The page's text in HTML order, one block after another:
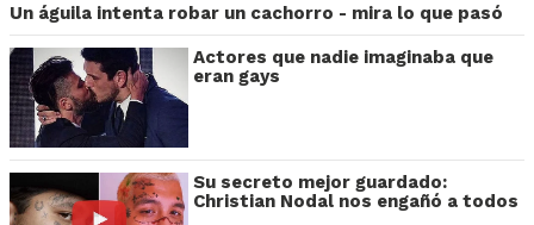
Un águila intenta robar un cachorro - mira lo que pasó
Actores que nadie imaginaba que
eran gays
Su secreto mejor guardado:
Christian Nodal nos engañó a todos